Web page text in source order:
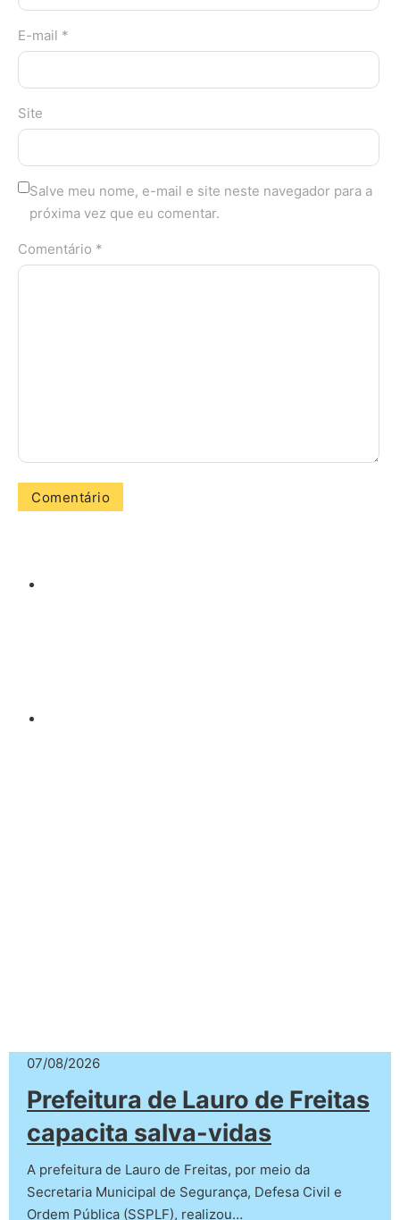
E-mail *
Site
Salve meu nome, e-mail e site neste navegador para a
próxima vez que eu comentar.
Comentário *
07/08/2026
Prefeitura de Lauro de Freitas
capacita salva-vidas
A prefeitura de Lauro de Freitas, por meio da
Secretaria Municipal de Segurança, Defesa Civil e
Ordem Pública (SSPLF), realizou…